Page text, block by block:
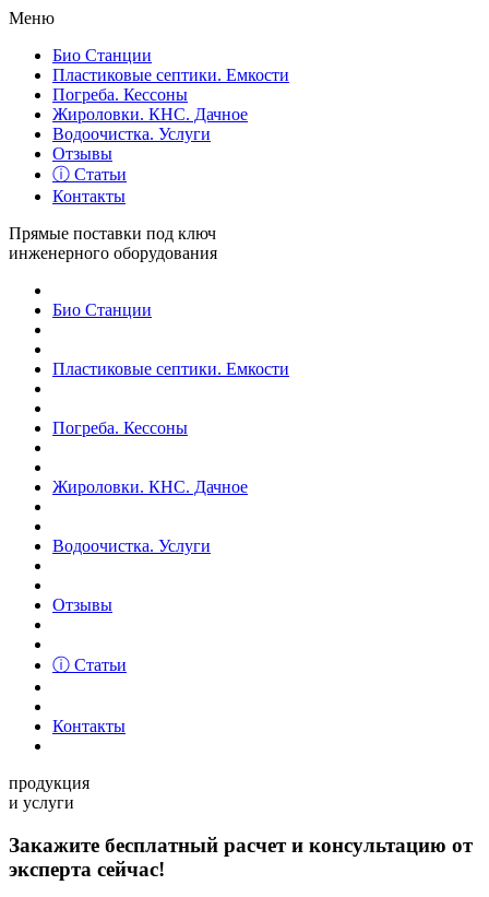
Меню
Био Станции
Пластиковые септики. Емкости
Погреба. Кессоны
Жироловки. КНС. Дачное
Водоочистка. Услуги
Отзывы
ⓘ Статьи
Контакты
Прямые поставки под ключ
инженерного оборудования
Био Станции
Пластиковые септики. Емкости
Погреба. Кессоны
Жироловки. КНС. Дачное
Водоочистка. Услуги
Отзывы
ⓘ Статьи
Контакты
продукция
и услуги
Закажите бесплатный расчет и консультацию от
эксперта сейчас!